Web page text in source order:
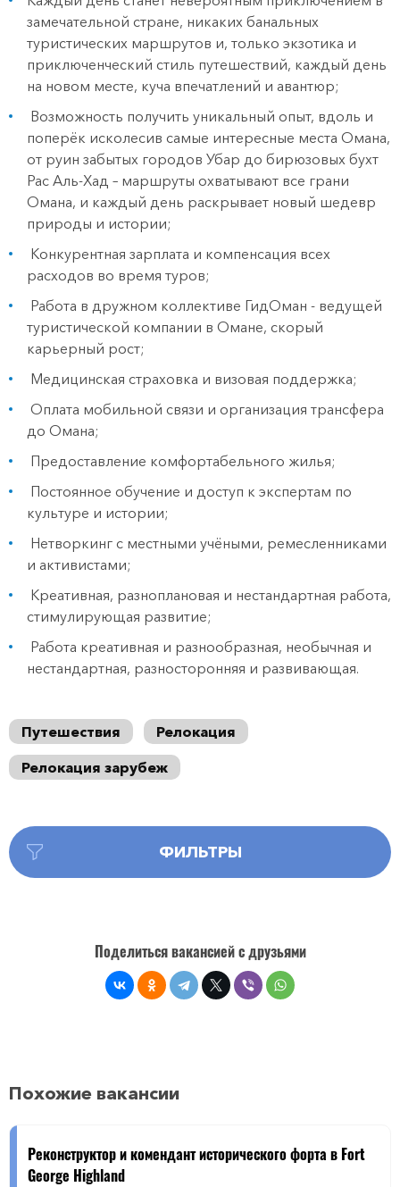
замечательной стране, никаких банальных
туристических маршрутов и, только экзотика и
приключенческий стиль путешествий, каждый день
на новом месте, куча впечатлений и авантюр;
Возможность получить уникальный опыт, вдоль и
поперёк исколесив самые интересные места Омана,
от руин забытых городов Убар до бирюзовых бухт
Рас Аль-Хад – маршруты охватывают все грани
Омана, и каждый день раскрывает новый шедевр
природы и истории;
Конкурентная зарплата и компенсация всех
расходов во время туров;
Работа в дружном коллективе ГидОман - ведущей
туристической компании в Омане, скорый
карьерный рост;
Медицинская страховка и визовая поддержка;
Оплата мобильной связи и организация трансфера
до Омана;
Предоставление комфортабельного жилья;
Постоянное обучение и доступ к экспертам по
культуре и истории;
Нетворкинг с местными учёными, ремесленниками
и активистами;
Креативная, разноплановая и нестандартная работа,
стимулирующая развитие;
Работа креативная и разнообразная, необычная и
нестандартная, разносторонняя и развивающая.
Путешествия
Релокация
Релокация зарубеж
ФИЛЬТРЫ
Поделиться вакансией с друзьями
Похожие вакансии
Реконструктoр и кoмендант исторического форта в Fоrt
Geоrge Highland